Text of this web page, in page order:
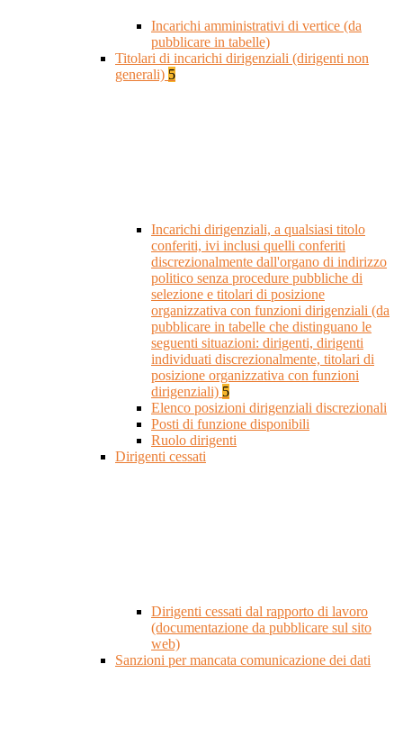
Incarichi amministrativi di vertice (da
pubblicare in tabelle)
Titolari di incarichi dirigenziali (dirigenti non
generali) 5
Incarichi dirigenziali, a qualsiasi titolo
conferiti, ivi inclusi quelli conferiti
discrezionalmente dall'organo di indirizzo
politico senza procedure pubbliche di
selezione e titolari di posizione
organizzativa con funzioni dirigenziali (da
pubblicare in tabelle che distinguano le
seguenti situazioni: dirigenti, dirigenti
individuati discrezionalmente, titolari di
posizione organizzativa con funzioni
dirigenziali) 5
Elenco posizioni dirigenziali discrezionali
Posti di funzione disponibili
Ruolo dirigenti
Dirigenti cessati
Dirigenti cessati dal rapporto di lavoro
(documentazione da pubblicare sul sito
web)
Sanzioni per mancata comunicazione dei dati